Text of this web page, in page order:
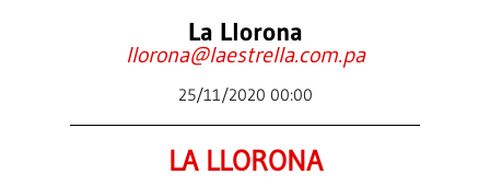
La Llorona
llorona@laestrella.com.pa
25/11/2020 00:00
LA LLORONA